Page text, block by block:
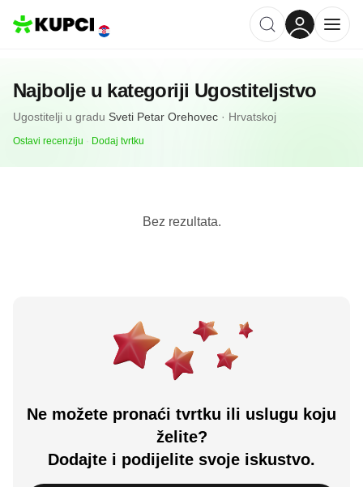
Najbolje u kategoriji Ugostiteljstvo
Ugostitelji u gradu Sveti Petar Orehovec · Hrvatskoj
Ostavi recenziju Dodaj tvrtku
Bez rezultata.
Ne možete pronaći tvrtku ili uslugu koju
želite?
Dodajte i podijelite svoje iskustvo.